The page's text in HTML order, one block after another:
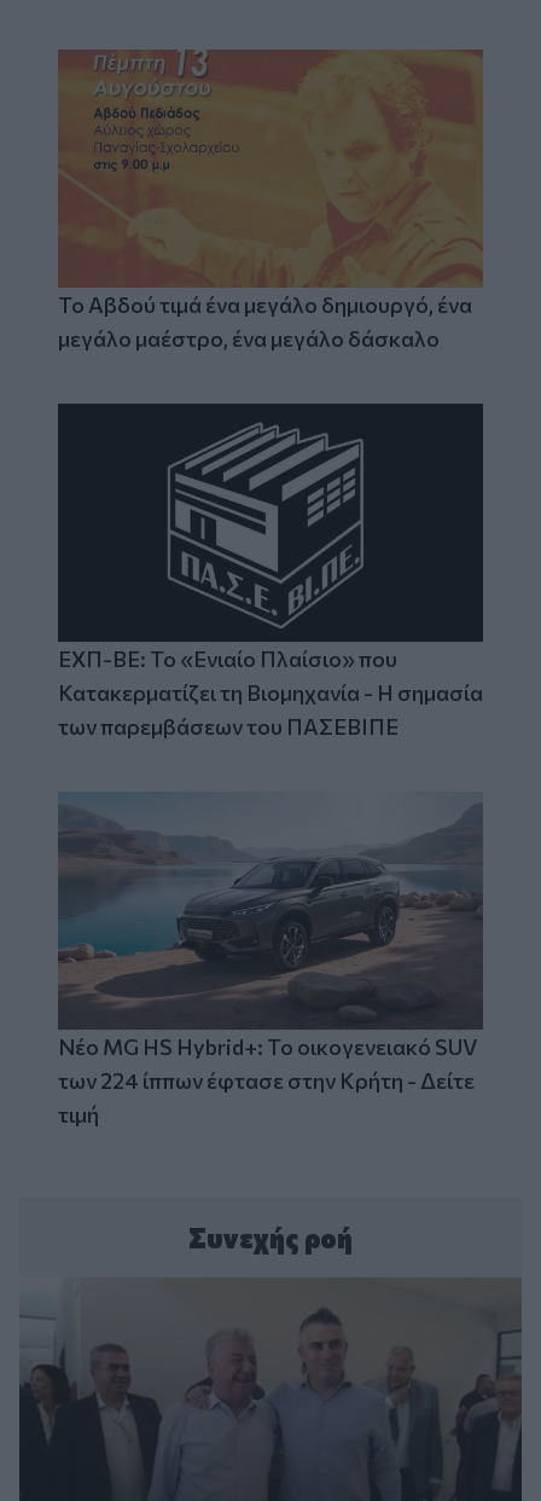
Το Αβδού τιμά ένα μεγάλο δημιουργό, ένα
μεγάλο μαέστρο, ένα μεγάλο δάσκαλο
ΕΧΠ-ΒΕ: Το «Ενιαίο Πλαίσιο» που
Κατακερματίζει τη Βιομηχανία - Η σημασία
των παρεμβάσεων του ΠΑΣΕΒΙΠΕ
Νέο MG HS Hybrid+: Το οικογενειακό SUV
των 224 ίππων έφτασε στην Κρήτη - Δείτε
τιμή
Συνεχής ροή